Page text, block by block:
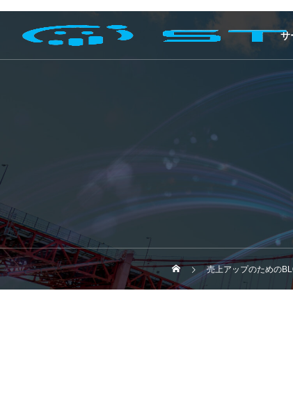
サ
売上アップのための